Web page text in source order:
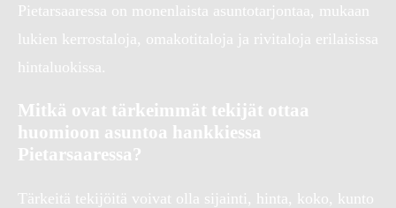
Pietarsaaressa on monenlaista asuntotarjontaa, mukaan
lukien kerrostaloja, omakotitaloja ja rivitaloja erilaisissa
hintaluokissa.
Mitkä ovat tärkeimmät tekijät ottaa
huomioon asuntoa hankkiessa
Pietarsaaressa?
Tärkeitä tekijöitä voivat olla sijainti, hinta, koko, kunto